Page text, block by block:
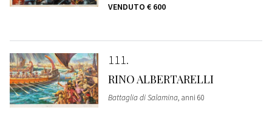
VENDUTO € 600
111
RINO ALBERTARELLI
Battaglia di Salamina, anni 60